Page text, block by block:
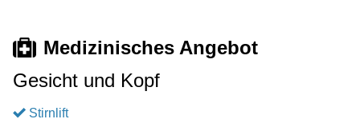
Medizinisches Angebot
Gesicht und Kopf
Stirnlift